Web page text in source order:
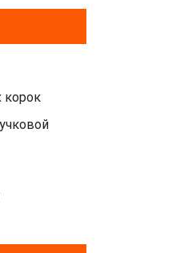
корок